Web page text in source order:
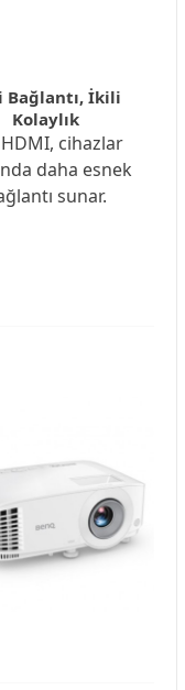
İkili
Kolaylık
cihazlar
daha esnek
sunar.